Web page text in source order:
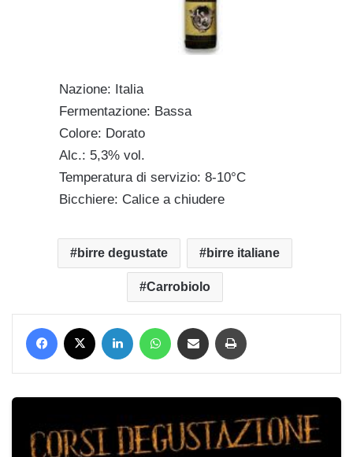
Nazione: Italia
Fermentazione: Bassa
Colore: Dorato
Alc.: 5,3% vol.
Temperatura di servizio: 8-10°C
Bicchiere: Calice a chiudere
birre degustate birre italiane
Carrobiolo
Facebook LinkedIn WhatsApp Condividi via mail